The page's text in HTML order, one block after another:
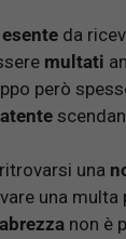
esente da
multati
però
una
una multa
non è